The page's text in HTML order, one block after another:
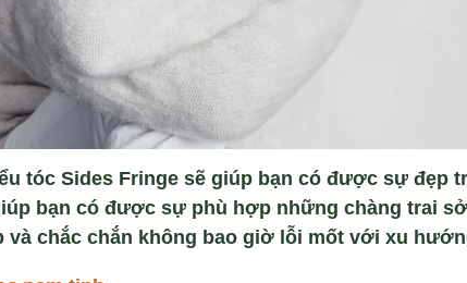
tóc Sides Fringe sẽ giúp bạn có được sự đẹp
bạn có được sự phù hợp những chàng trai
và chắc chắn không bao giờ lỗi mốt với xu